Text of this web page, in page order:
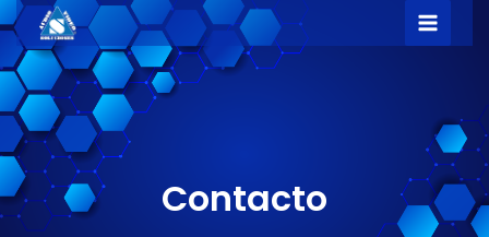
Ir
contenido
Main
Contacto